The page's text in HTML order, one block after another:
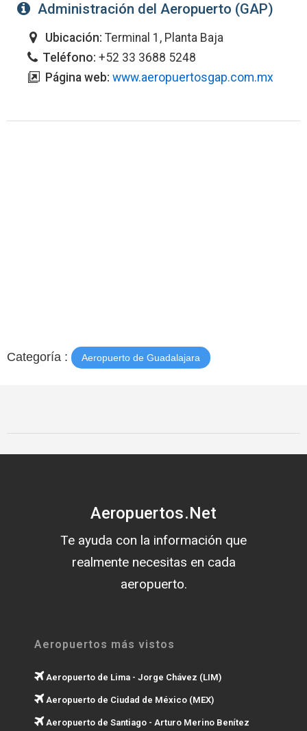
Administración del Aeropuerto (GAP)
Ubicación: Terminal 1, Planta Baja
Teléfono: +52 33 3688 5248
Página web: www.aeropuertosgap.com.mx
Categoría : Aeropuerto de Guadalajara
Aeropuertos.Net
Te ayuda con la información que
realmente necesitas en cada
aeropuerto.
Aeropuertos más vistos
Aeropuerto de Lima - Jorge Chávez (LIM)
Aeropuerto de Ciudad de México (MEX)
Aeropuerto de Santiago - Arturo Merino Benítez